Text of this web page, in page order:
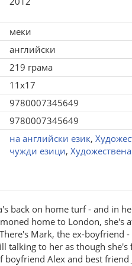
меки
английски
219 грама
11x17
9780007345649
9780007345649
на английски език,
чужди езици,
back on home turf - and in
home to London,
Mark, the ex-
talking to her as though
boyfriend Alex and best